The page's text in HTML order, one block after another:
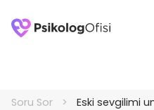
Soru Sor Eski sevgilimi